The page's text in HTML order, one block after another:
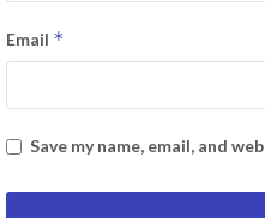
Email *
Save my name, email, and